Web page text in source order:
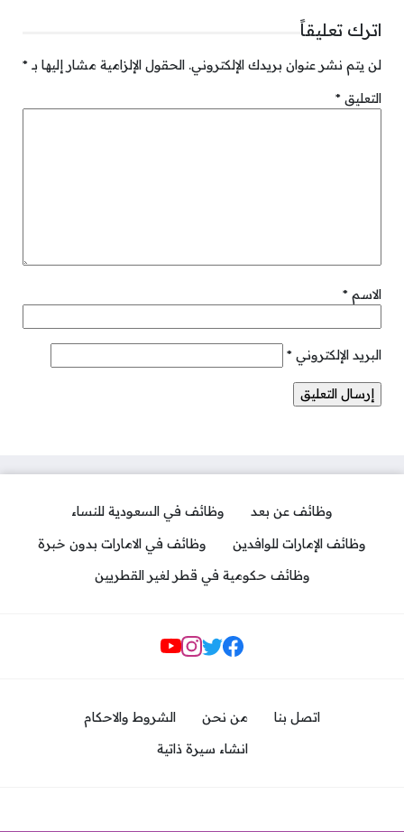
اترك تعليقاً
لن يتم نشر عنوان بريدك الإلكتروني. الحقول الإلزامية مشار إليها بـ *
التعليق *
الاسم *
البريد الإلكتروني *
وظائف عن بعد
وظائف في السعودية للنساء
وظائف الإمارات للوافدين
وظائف في الامارات بدون خبرة
وظائف حكومية في قطر لغير القطريين
مواقع التواصل
اتصل بنا من نحن
الشروط والاحكام
انشاء سيرة ذاتية